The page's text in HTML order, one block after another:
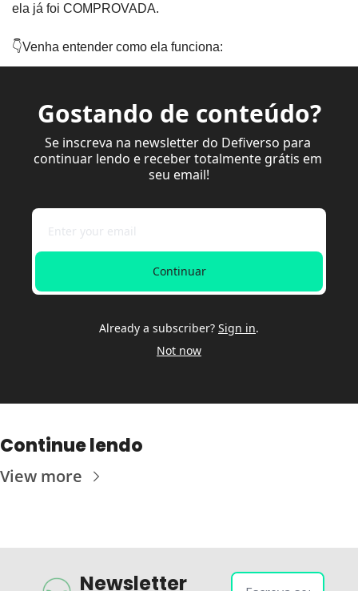
ela já foi COMPROVADA.
👇Venha entender como ela funciona:
Gostando de conteúdo?
Se inscreva na newsletter do Defiverso para
continuar lendo e receber totalmente grátis em
seu email!
Continuar
Already a subscriber? Sign in.
Not now
Continue lendo
View more
Newsletter